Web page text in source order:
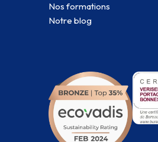
Nos formations
Notre blog